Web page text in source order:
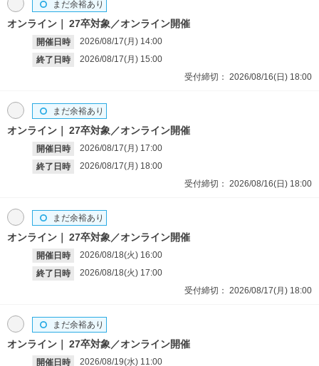
オンライン 27卒対象／オンライン開催
開催日時 2026/08/17(月) 14:00
終了日時
2026/08/17(月) 15:00
受付締切： 2026/08/16(日) 18:00
オンライン 27卒対象／オンライン開催
開催日時 2026/08/17(月) 17:00
終了日時
2026/08/17(月) 18:00
まだ余裕あり
受付締切： 2026/08/16(日) 18:00
オンライン 27卒対象／オンライン開催
開催日時 2026/08/18(火) 16:00
終了日時
2026/08/18(火) 17:00
まだ余裕あり
受付締切： 2026/08/17(月) 18:00
オンライン 27卒対象／オンライン開催
開催日時 2026/08/19(水) 11:00
まだ余裕あり